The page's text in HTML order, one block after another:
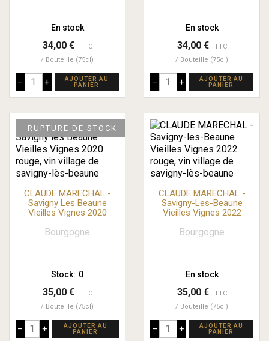
En stock
34,00 €
TTC
Bouteille (75cl)
– +
AJOUTER AU
PANIER
En stock
34,00 €
TTC
Bouteille (75cl)
– +
AJOUTER AU
PANIER
CLAUDE MARECHAL -
Savigny Les Beaune
Vieilles Vignes 2020
Bourgogne
Stock: 0
35,00 €
TTC
Bouteille (75cl)
– +
AJOUTER AU
PANIER
RUPTURE DE STOCK
CLAUDE MARECHAL -
Savigny-Les-Beaune
Vieilles Vignes 2022
Bourgogne
En stock
35,00 €
TTC
Bouteille (75cl)
– +
AJOUTER AU
PANIER